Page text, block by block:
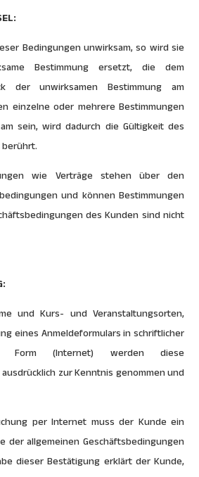
Bedingungen unwirksam, so wird sie
Bestimmung ersetzt, die dem
der unwirksamen Bestimmung am
einzelne oder mehrere Bestimmungen
sein, wird dadurch die Gültigkeit des
wie Verträge stehen über den
und können Bestimmungen
des Kunden sind nicht
und Kurs- und Veranstaltungsorten,
eines Anmeldeformulars in schriftlicher
Form (Internet) werden diese
zur Kenntnis genommen und
per Internet muss der Kunde ein
der allgemeinen Geschäftsbedingungen
dieser Bestätigung erklärt der Kunde,